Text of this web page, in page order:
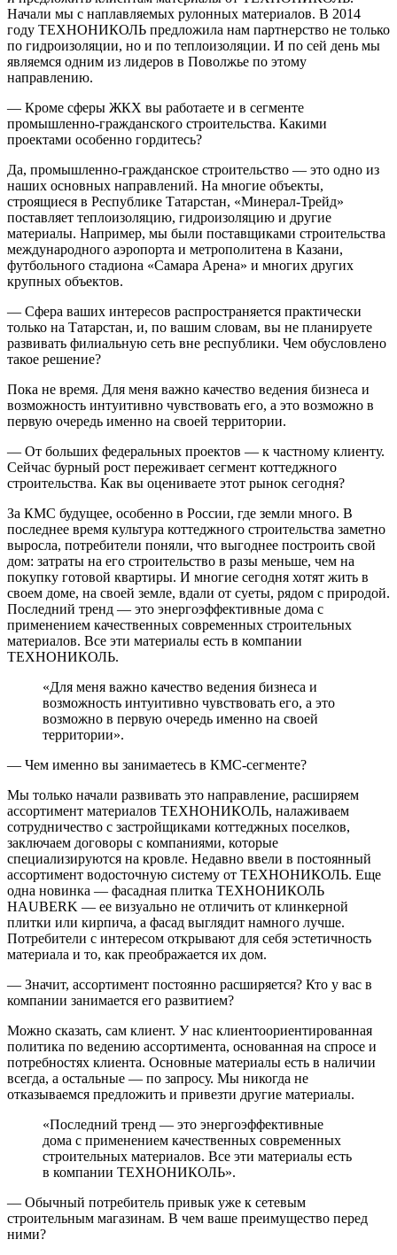
Начали мы с наплавляемых рулонных материалов. В 2014
году ТЕХНОНИКОЛЬ предложила нам партнерство не только
по гидроизоляции, но и по теплоизоляции. И по сей день мы
являемся одним из лидеров в Поволжье по этому
направлению.
— Кроме сферы ЖКХ вы работаете и в сегменте
промышленно-гражданского строительства. Какими
проектами особенно гордитесь?
Да, промышленно-гражданское строительство — это одно из
наших основных направлений. На многие объекты,
строящиеся в Республике Татарстан, «Минерал-Трейд»
поставляет теплоизоляцию, гидроизоляцию и другие
материалы. Например, мы были поставщиками строительства
международного аэропорта и метрополитена в Казани,
футбольного стадиона «Самара Арена» и многих других
крупных объектов.
— Сфера ваших интересов распространяется практически
только на Татарстан, и, по вашим словам, вы не планируете
развивать филиальную сеть вне республики. Чем обусловлено
такое решение?
Пока не время. Для меня важно качество ведения бизнеса и
возможность интуитивно чувствовать его, а это возможно в
первую очередь именно на своей территории.
— От больших федеральных проектов — к частному клиенту.
Сейчас бурный рост переживает сегмент коттеджного
строительства. Как вы оцениваете этот рынок сегодня?
За КМС будущее, особенно в России, где земли много. В
последнее время культура коттеджного строительства заметно
выросла, потребители поняли, что выгоднее построить свой
дом: затраты на его строительство в разы меньше, чем на
покупку готовой квартиры. И многие сегодня хотят жить в
своем доме, на своей земле, вдали от суеты, рядом с природой.
Последний тренд — это энергоэффективные дома с
применением качественных современных строительных
материалов. Все эти материалы есть в компании
ТЕХНОНИКОЛЬ.
«Для меня важно качество ведения бизнеса и
возможность интуитивно чувствовать его, а это
возможно в первую очередь именно на своей
территории».
— Чем именно вы занимаетесь в КМС-сегменте?
Мы только начали развивать это направление, расширяем
ассортимент материалов ТЕХНОНИКОЛЬ, налаживаем
сотрудничество с застройщиками коттеджных поселков,
заключаем договоры с компаниями, которые
специализируются на кровле. Недавно ввели в постоянный
ассортимент водосточную систему от ТЕХНОНИКОЛЬ. Еще
одна новинка — фасадная плитка ТЕХНОНИКОЛЬ
HAUBERK — ее визуально не отличить от клинкерной
плитки или кирпича, а фасад выглядит намного лучше.
Потребители с интересом открывают для себя эстетичность
материала и то, как преображается их дом.
— Значит, ассортимент постоянно расширяется? Кто у вас в
компании занимается его развитием?
Можно сказать, сам клиент. У нас клиентоориентированная
политика по ведению ассортимента, основанная на спросе и
потребностях клиента. Основные материалы есть в наличии
всегда, а остальные — по запросу. Мы никогда не
отказываемся предложить и привезти другие материалы.
«Последний тренд — это энергоэффективные
дома с применением качественных современных
строительных материалов. Все эти материалы есть
в компании ТЕХНОНИКОЛЬ».
— Обычный потребитель привык уже к сетевым
строительным магазинам. В чем ваше преимущество перед
ними?